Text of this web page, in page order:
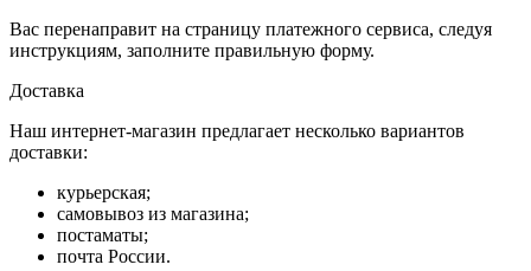
Вас перенаправит на страницу платежного сервиса, следуя
инструкциям, заполните правильную форму.
Доставка
Наш интернет-магазин предлагает несколько вариантов
доставки:
курьерская;
самовывоз из магазина;
постаматы;
почта России.